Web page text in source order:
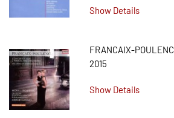
Show Details
FRANCAIX-POULENC
2015
Show Details